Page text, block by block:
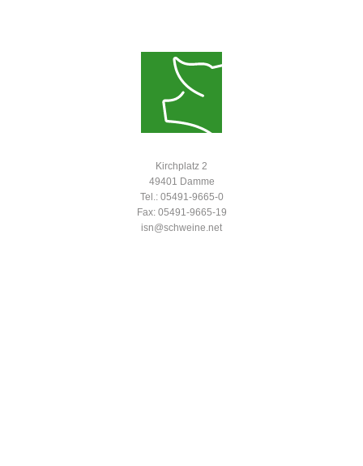
Kirchplatz 2
49401 Damme
Tel.: 05491-9665-0
Fax: 05491-9665-19
isn@schweine.net